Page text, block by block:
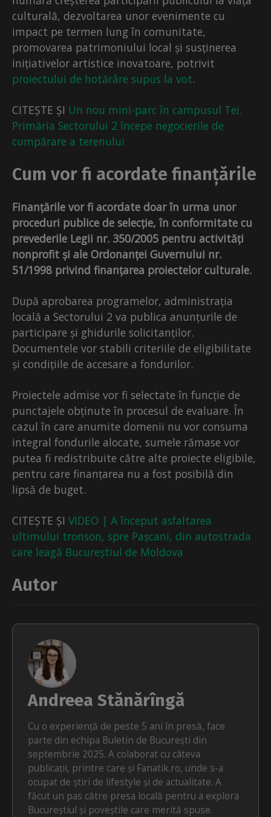
culturală, dezvoltarea unor evenimente cu
impact pe termen lung în comunitate,
promovarea patrimoniului local și susținerea
inițiativelor artistice inovatoare, potrivit
proiectului de hotărâre supus la vot.
CITEȘTE ȘI Un nou mini-parc în campusul Tei.
Primăria Sectorului 2 începe negocierile de
cumpărare a terenului
Cum vor fi acordate finanțările
Finanțările vor fi acordate doar în urma unor
proceduri publice de selecție, în conformitate cu
prevederile Legii nr. 350/2005 pentru activități
nonprofit și ale Ordonanței Guvernului nr.
51/1998 privind finanțarea proiectelor culturale.
După aprobarea programelor, administrația
locală a Sectorului 2 va publica anunțurile de
participare și ghidurile solicitanților.
Documentele vor stabili criteriile de eligibilitate
și condițiile de accesare a fondurilor.
Proiectele admise vor fi selectate în funcție de
punctajele obținute în procesul de evaluare. În
cazul în care anumite domenii nu vor consuma
integral fondurile alocate, sumele rămase vor
putea fi redistribuite către alte proiecte eligibile,
pentru care finanțarea nu a fost posibilă din
lipsă de buget.
CITEȘTE ȘI VIDEO | A început asfaltarea
ultimului tronson, spre Pașcani, din autostrada
care leagă Bucureștiul de Moldova
Autor
Andreea Stănărîngă
Cu o experiență de peste 5 ani în presă, face
parte din echipa Buletin de București din
septembrie 2025. A colaborat cu câteva
publicații, printre care și Fanatik.ro, unde s-a
ocupat de știri de lifestyle și de actualitate. A
făcut un pas către presa locală pentru a explora
Bucureștiul și poveștile care merită spuse.